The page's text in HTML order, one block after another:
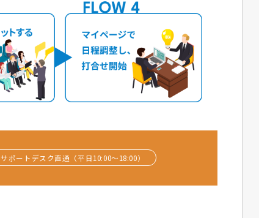
サポートデスク直通（平日10:00〜18:00）